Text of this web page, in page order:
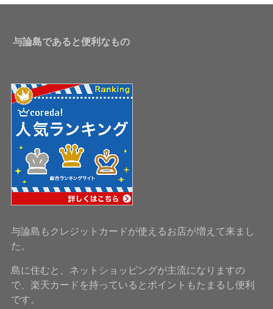
与論島であると便利なもの
与論島もクレジットカードが使えるお店が増えて来まし
た。
島に住むと、ネットショッピングが主流になりますの
で、楽天カードを持っているとポイントもたまるし便利
です。